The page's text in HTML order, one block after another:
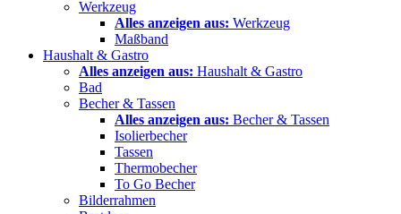
Werkzeug
Alles anzeigen aus: Werkzeug
Maßband
Haushalt & Gastro
Alles anzeigen aus: Haushalt & Gastro
Bad
Becher & Tassen
Alles anzeigen aus: Becher & Tassen
Isolierbecher
Tassen
Thermobecher
To Go Becher
Bilderrahmen